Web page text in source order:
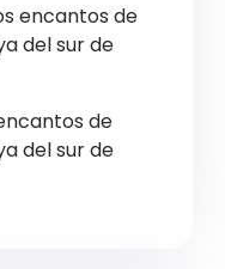
encantos de
del sur de
de
del sur de